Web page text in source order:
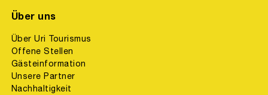
Über uns
Über Uri Tourismus
Offene Stellen
Gästeinformation
Unsere Partner
Nachhaltigkeit